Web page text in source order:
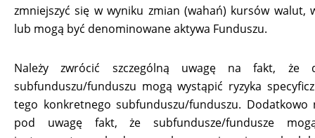
zmniejszyć się w wyniku zmian (wahań) kursów walut,
lub mogą być denominowane aktywa Funduszu.
Należy zwrócić szczególną uwagę na fakt, że
subfunduszu/funduszu mogą wystąpić ryzyka
tego konkretnego subfunduszu/funduszu. Dodatkowo
pod uwagę fakt, że subfundusze/fundusze